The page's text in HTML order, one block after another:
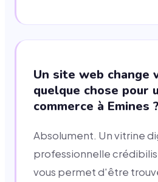
Un site web change
quelque chose pour
commerce à Emines ?
Absolument. Un vitrine
professionnelle
vous permet d'être